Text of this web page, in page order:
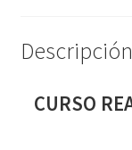
Descripción
CURSO